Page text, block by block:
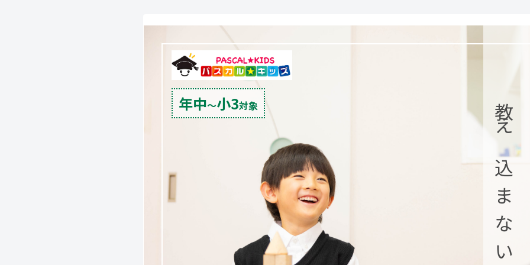
年中〜小3対象 教え込まない